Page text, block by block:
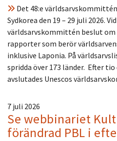
Det 48:e
Sydkorea den 19 – 29 juli 2026.
världsarvskommittén beslut om
rapporter som berör
inklusive Laponia. På
spridda över 173 länder. Efter
avslutades Unescos
7 juli 2026
Se webbinariet
förändrad PBL i